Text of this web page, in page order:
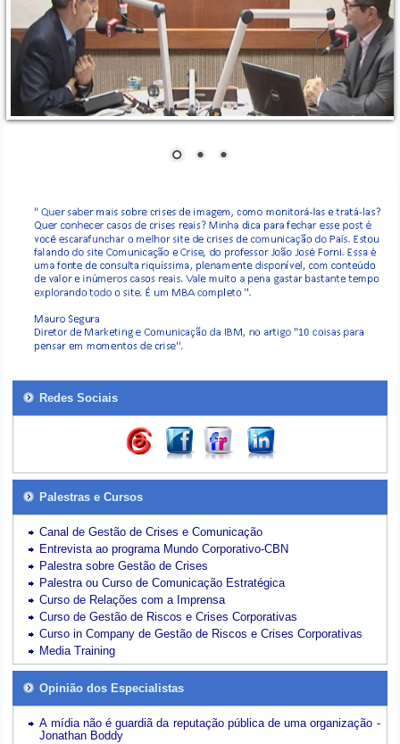
Redes Sociais
Palestras e Cursos
Canal de Gestão de Crises e Comunicação
Entrevista ao programa Mundo Corporativo-CBN
Palestra sobre Gestão de Crises
Palestra ou Curso de Comunicação Estratégica
Curso de Relações com a Imprensa
Curso de Gestão de Riscos e Crises Corporativas
Curso in Company de Gestão de Riscos e Crises Corporativas
Media Training
Opinião dos Especialistas
A mídia não é guardiã da reputação pública de uma organização -
Jonathan Boddy